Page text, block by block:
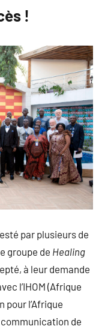
!
par plusieurs de
groupe de Healing
à leur demande
l’IHOM (Afrique
pour l’Afrique
de